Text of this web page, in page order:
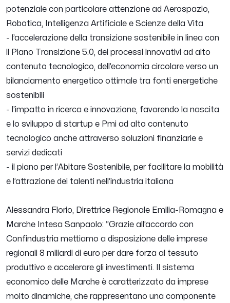
potenziale con particolare attenzione ad Aerospazio,
Robotica, Intelligenza Artificiale e Scienze della Vita
- l’accelerazione della transizione sostenibile in linea con
il Piano Transizione 5.0, dei processi innovativi ad alto
contenuto tecnologico, dell’economia circolare verso un
bilanciamento energetico ottimale tra fonti energetiche
sostenibili
- l’impatto in ricerca e innovazione, favorendo la nascita
e lo sviluppo di startup e Pmi ad alto contenuto
tecnologico anche attraverso soluzioni finanziarie e
servizi dedicati
- il piano per l’Abitare Sostenibile, per facilitare la mobilità
e l’attrazione dei talenti nell’industria italiana
Alessandra Florio, Direttrice Regionale Emilia-Romagna e
Marche Intesa Sanpaolo: “Grazie all’accordo con
Confindustria mettiamo a disposizione delle imprese
regionali 8 miliardi di euro per dare forza al tessuto
produttivo e accelerare gli investimenti. Il sistema
economico delle Marche è caratterizzato da imprese
molto dinamiche, che rappresentano una componente